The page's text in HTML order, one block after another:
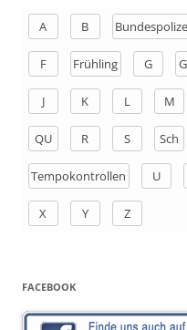
A B
F Frühling G
J K L M
QU R S Sch
Tempokontrollen U
X Y Z
FACEBOOK